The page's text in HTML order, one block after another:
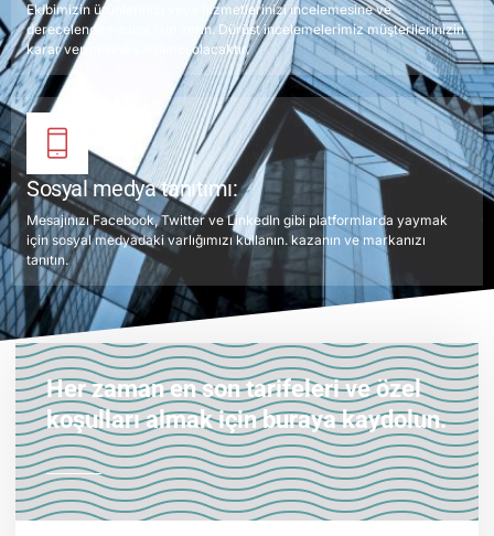
Ekibimizin ürünlerinizi veya hizmetlerinizi incelemesine ve
derecelendirmesine izin verin. Dürüst incelemelerimiz müşterilerinizin
karar vermesine yardımcı olacaktır.
Sosyal medya tanıtımı:
Mesajınızı Facebook, Twitter ve LinkedIn gibi platformlarda yaymak
için sosyal medyadaki varlığımızı kullanın. kazanın ve markanızı
tanıtın.
Her zaman en son tarifeleri ve özel
koşulları almak için buraya kaydolun.